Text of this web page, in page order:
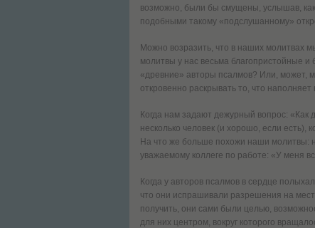
возможно, были бы смущены, услышав,
подобными такому «подслушанному»
Можно возразить, что в наших молитвах
молитвы у нас весьма благопристойные и
«древние» авторы псалмов? Или, может,
откровенно раскрывать то, что
Когда нам задают дежурный вопрос:
несколько человек (и хорошо, если есть),
На что же больше похожи наши молитвы:
уважаемому коллеге по работе: «У меня
Когда у авторов псалмов в сердце
что они испрашивали разрешения на
получить, они сами были целью,
для них центром, вокруг которого